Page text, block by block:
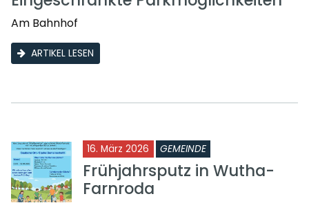
Am Bahnhof
ARTIKEL LESEN
16. März 2026 GEMEINDE
Frühjahrsputz in Wutha-
Farnroda